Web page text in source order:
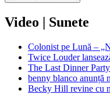
Video | Sunete
Colonist pe Lună –
Twice Louder
The Last Dinner
benny blanco anunță
Becky Hill revine cu